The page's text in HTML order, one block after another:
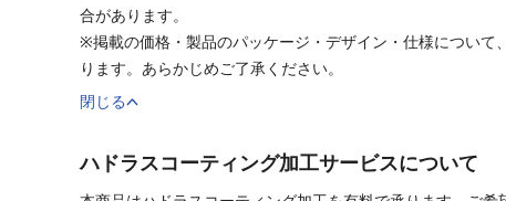
合があります。
※掲載の価格・製品のパッケージ・デザイン・仕様について
ります。あらかじめご了承ください。
閉じる
ハドラスコーティング加工サービスについて